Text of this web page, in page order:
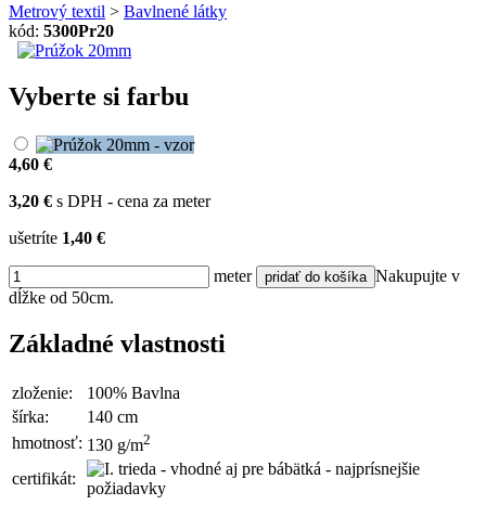
Metrový textil > Bavlnené látky
kód: 5300Pr20
Vyberte si farbu
4,60 €
3,20 € s DPH - cena za meter
ušetríte 1,40 €
meter
Nakupujte v
dĺžke od 50cm.
Základné vlastnosti
zloženie:
100% Bavlna
šírka:
140 cm
hmotnosť: 130 g/m2
certifikát: